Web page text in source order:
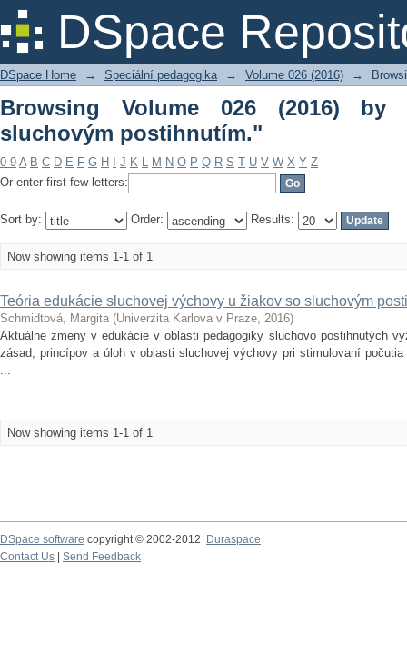
DSpace
Browsing Volume 026 (2016) by
DSpace Home → Speciální pedagogika → Volume 026 (2016) →
Browsing Volume 026 (2016)
sluchovým postihnutím."
0-9 A B C D E F G H J K L M N O P Q R S T U V W X Y Z
Or enter first few letters:
Sort by: Order: Results:
Now showing items 1-1 of 1
Teória edukácie sluchovej výchovy u žiakov so sluchovým
Schmidtová, Margita (Univerzita Karlova v Praze, 2016)
Aktuálne zmeny v edukácie v oblasti pedagogiky sluchovo postihnutých
zásad, princípov a úloh v oblasti sluchovej výchovy pri stimulovaní
...
Now showing items 1-1 of 1
DSpace software copyright © 2002-2012
Duraspace
Contact Us
Send Feedback